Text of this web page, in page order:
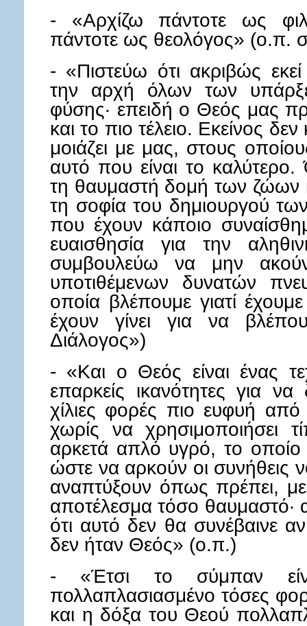
- «Αρχίζω πάντοτε ως
πάντοτε ως θεολόγος» (ο.π.
- «Πιστεύω ότι ακριβώς
την αρχή όλων των
φύσης· επειδή ο Θεός μας
και το πιο τέλειο. Εκείνος δεν
μοιάζει με μας, στους
αυτό που είναι το
τη θαυμαστή δομή των ζώων
τη σοφία του δημιουργού
που έχουν κάποιο
ευαισθησία για την
συμβουλεύω να μην
υποτιθέμενων δυνατών
οποία βλέπουμε γιατί
έχουν γίνει για να
Διάλογος»)
- «Και ο Θεός είναι ένας
επαρκείς ικανότητες για
χίλιες φορές πιο ευφυή
χωρίς να χρησιμοποιήσει
αρκετά απλό υγρό, το οποίο
ώστε να αρκούν οι συνήθεις
αναπτύξουν όπως πρέπει,
αποτέλεσμα τόσο θαυμαστό·
ότι αυτό δεν θα συνέβαινε
δεν ήταν Θεός» (ο.π.)
- «Έτσι το σύμπαν
πολλαπλασιασμένο τόσες
και η δόξα του Θεού